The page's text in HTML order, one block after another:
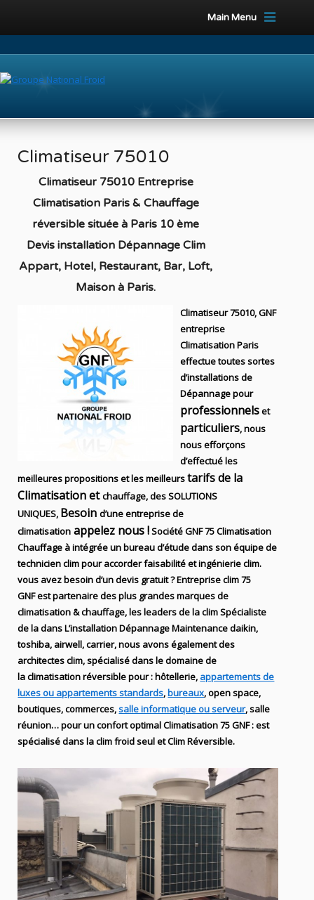
Main Menu
Climatiseur 75010
Climatiseur 75010 Entreprise
Climatisation Paris & Chauffage
réversible située à Paris 10 ème
Devis installation Dépannage Clim
Appart, Hotel, Restaurant, Bar, Loft,
Maison à Paris.
Climatiseur 75010, GNF
entreprise
Climatisation Paris
effectue toutes sortes
d’installationsde
Dépannage pour
professionnelset
particuliers, nous
nous efforçons
d’effectué les
meilleures propositions et les meilleurstarifs de la
Climatisation etchauffage, des SOLUTIONS
UNIQUES, Besoind’une entreprise de
climatisation appelez nous !SociétéGNF 75Climatisation
Chauffage à intégrée un bureau d’étude dans son équipe de
technicienclimpour accorder faisabilité et ingénierieclim.
vous avez besoin d’un devis gratuit ? Entreprise clim75
GNFest partenaire des plus grandes marques de
climatisation & chauffage, les leadersde laclim Spécialiste
dela dansL’installationDépannage Maintenance daikin,
toshiba, airwell, carrier, nous avons également des
architectes clim,spécialisé dans le domaine de
laclimatisation réversiblepour : hôtellerie, appartements de
luxes ou appartements standards,bureaux, open space,
boutiques, commerces,salle informatique ou serveur, salle
réunion… pour un confort optimalClimatisation75GNF:est
spécialisédans la climfroid seul et Clim Réversible.